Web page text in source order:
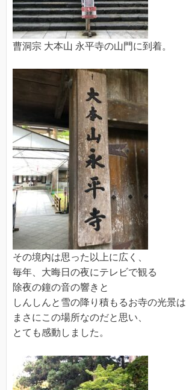
曹洞宗 大本山 永平寺の山門に到着。
その境内は思った以上に広く、
毎年、大晦日の夜にテレビで観る
除夜の鐘の音の響きと
しんしんと雪の降り積もるお寺の光景は
まさにこの場所なのだと思い、
とても感動しました。